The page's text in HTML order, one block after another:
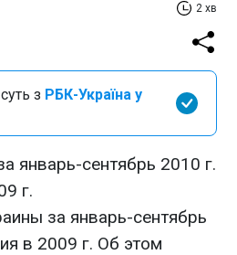
2 хв
з РБК-Україна у
январь-сентябрь 2010 г.
г.
за январь-сентябрь
в 2009 г. Об этом